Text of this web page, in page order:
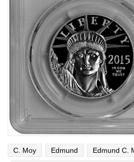
C. Moy Edmund Edmund C.
Login
Lost